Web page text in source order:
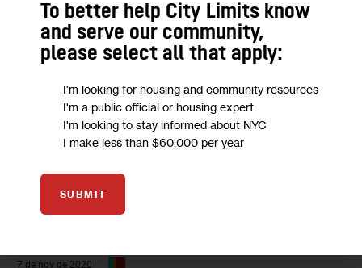
To better help City Limits know
and serve our community,
please select all that apply:
I'm looking for housing and community resources
I'm a public official or housing expert
I'm looking to stay informed about NYC
I make less than $60,000 per year
SUBMIT